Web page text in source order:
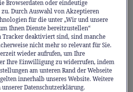
mit
sich auf das
können.
genau diese Freiheit:
Browserdaten oder eindeutige
Durch Auswahl von Akzeptieren
für die unter „Wir und unsere
Ihnen Dienste bereitzustellen“
Tracker deaktiviert sind, sind manche
nicht mehr so relevant für Sie.
wieder aufrufen, um Ihre
Ihre Einwilligung zu widerrufen, indem
am unteren Rand der Webseite
innerhalb unseres Website. Weitere
Datenschutzerklärung.